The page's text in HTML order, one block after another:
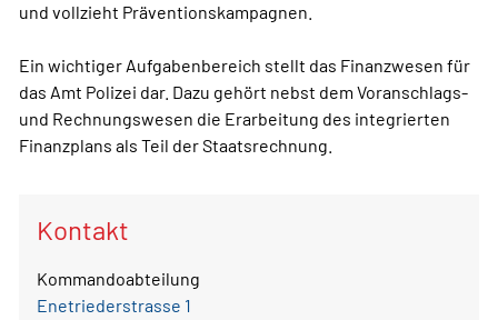
und vollzieht Präventionskampagnen.
Ein wichtiger Aufgabenbereich stellt das Finanzwesen für
das Amt Polizei dar. Dazu gehört nebst dem Voranschlags-
und Rechnungswesen die Erarbeitung des integrierten
Finanzplans als Teil der Staatsrechnung.
Kontakt
Kommandoabteilung
Enetriederstrasse 1